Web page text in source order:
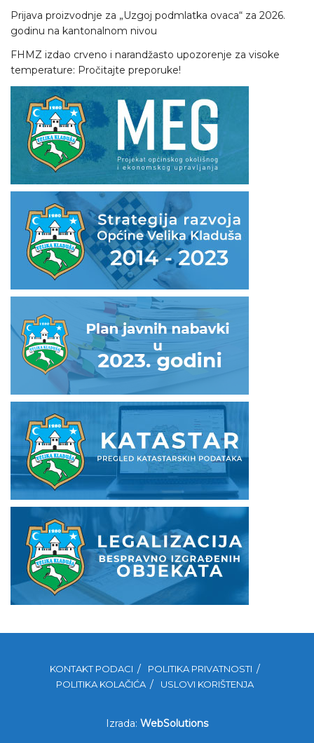
Prijava proizvodnje za „Uzgoj podmlatka ovaca“ za 2026.
godinu na kantonalnom nivou
FHMZ izdao crveno i narandžasto upozorenje za visoke
temperature: Pročitajte preporuke!
KONTAKT PODACI
POLITIKA PRIVATNOSTI
POLITIKA KOLAČIĆA
USLOVI KORIŠTENJA
Izrada: WebSolutions